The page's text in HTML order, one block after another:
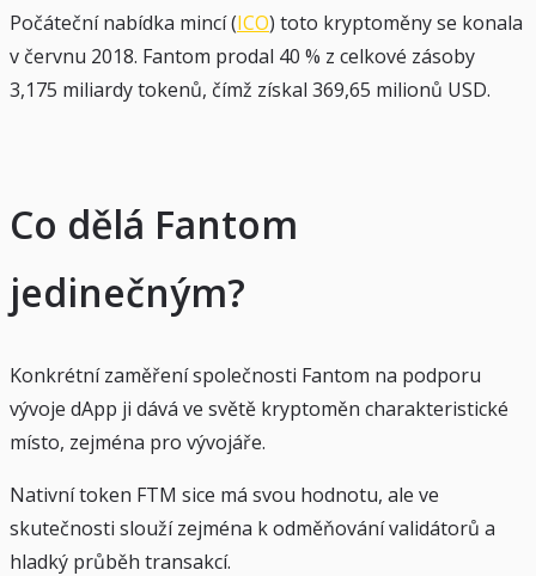
Počáteční nabídka mincí (ICO) toto kryptoměny se konala
v červnu 2018. Fantom prodal 40 % z celkové zásoby
3,175 miliardy tokenů, čímž získal 369,65 milionů USD.
Co dělá Fantom
jedinečným?
Konkrétní zaměření společnosti Fantom na podporu
vývoje dApp ji dává ve světě kryptoměn charakteristické
místo, zejména pro vývojáře.
Nativní token FTM sice má svou hodnotu, ale ve
skutečnosti slouží zejména k odměňování validátorů a
hladký průběh transakcí.